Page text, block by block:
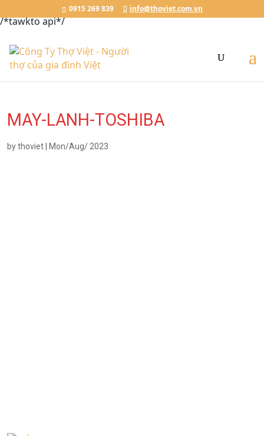
Chat với Thợ Việt0915.269.839
/*tawkto api*/
0915 269 839 info@thoviet.com.vn
MAY-LANH-TOSHIBA
bythoviet Mon/Aug/ 2023